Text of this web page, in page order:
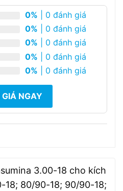
0% | 0 đánh giá
0% | 0 đánh giá
0% | 0 đánh giá
0% | 0 đánh giá
0% | 0 đánh giá
NGAY
3.00-18 cho kích
18; 80/90-18; 90/90-18;